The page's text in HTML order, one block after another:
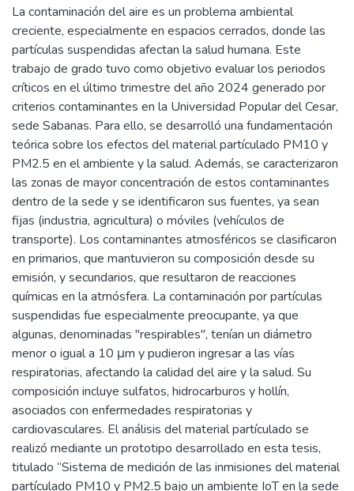
La contaminación del aire es un problema ambiental
creciente, especialmente en espacios cerrados, donde las
partículas suspendidas afectan la salud humana. Este
trabajo de grado tuvo como objetivo evaluar los periodos
críticos en el último trimestre del año 2024 generado por
criterios contaminantes en la Universidad Popular del Cesar,
sede Sabanas. Para ello, se desarrolló una fundamentación
teórica sobre los efectos del material partículado PM10 y
PM2.5 en el ambiente y la salud. Además, se caracterizaron
las zonas de mayor concentración de estos contaminantes
dentro de la sede y se identificaron sus fuentes, ya sean
fijas (industria, agricultura) o móviles (vehículos de
transporte). Los contaminantes atmosféricos se clasificaron
en primarios, que mantuvieron su composición desde su
emisión, y secundarios, que resultaron de reacciones
químicas en la atmósfera. La contaminación por partículas
suspendidas fue especialmente preocupante, ya que
algunas, denominadas "respirables", tenían un diámetro
menor o igual a 10 μm y pudieron ingresar a las vías
respiratorias, afectando la calidad del aire y la salud. Su
composición incluye sulfatos, hidrocarburos y hollín,
asociados con enfermedades respiratorias y
cardiovasculares. El análisis del material partículado se
realizó mediante un prototipo desarrollado en esta tesis,
titulado “Sistema de medición de las inmisiones del material
partículado PM10 y PM2.5 bajo un ambiente IoT en la sede